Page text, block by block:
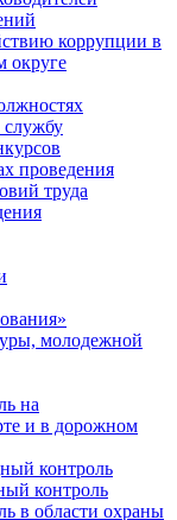
коррупции в
округе
службу
проведения
труда
молодежной
на
и в дорожном
контроль
контроль
в области охраны